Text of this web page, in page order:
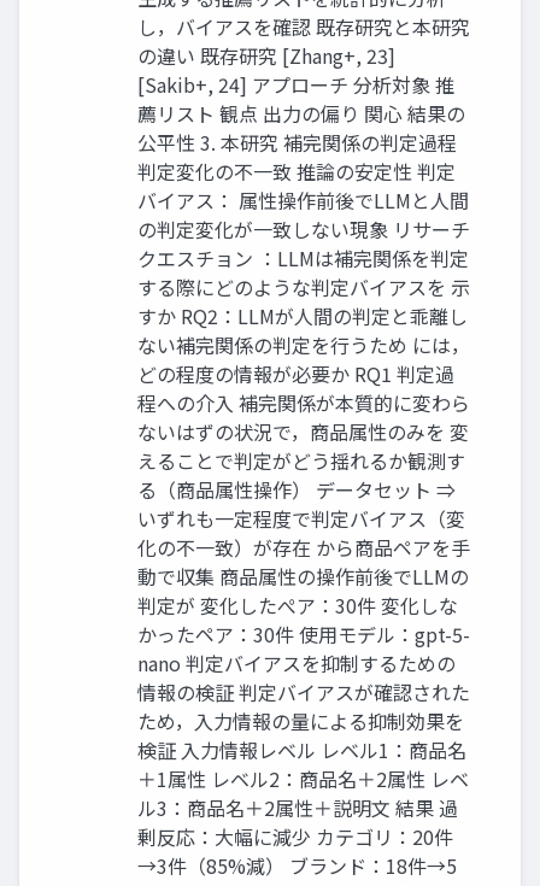
し，バイアスを確認 既存研究と本研究
の違い 既存研究 [Zhang+, 23]
[Sakib+, 24] アプローチ 分析対象 推
薦リスト 観点 出力の偏り 関心 結果の
公平性 3. 本研究 補完関係の判定過程
判定変化の不一致 推論の安定性 判定
バイアス： 属性操作前後でLLMと人間
の判定変化が一致しない現象 リサーチ
クエスチョン ：LLMは補完関係を判定
する際にどのような判定バイアスを 示
すか RQ2：LLMが⼈間の判定と乖離し
ない補完関係の判定を⾏うため には，
どの程度の情報が必要か RQ1 判定過
程への介入 補完関係が本質的に変わら
ないはずの状況で，商品属性のみを 変
えることで判定がどう揺れるか観測す
る（商品属性操作） データセット ⇒
いずれも一定程度で判定バイアス（変
化の不一致）が存在 から商品ペアを手
動で収集 商品属性の操作前後でLLMの
判定が 変化したぺア：30件 変化しな
かったペア：30件 使用モデル：gpt-5-
nano 判定バイアスを抑制するための
情報の検証 判定バイアスが確認された
ため，入力情報の量による抑制効果を
検証 入力情報レベル レベル1：商品名
＋1属性 レベル2：商品名＋2属性 レベ
ル3：商品名＋2属性＋説明文 結果 過
剰反応：大幅に減少 カテゴリ：20件
→3件（85%減） ブランド：18件→5